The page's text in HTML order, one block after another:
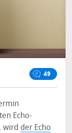
49
Echo-
wird der Echo